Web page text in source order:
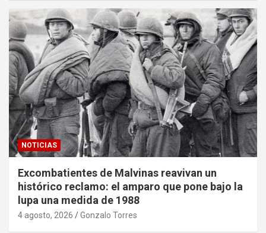
NOTICIAS
Excombatientes de Malvinas reavivan un
histórico reclamo: el amparo que pone bajo la
lupa una medida de 1988
4 agosto, 2026 Gonzalo Torres